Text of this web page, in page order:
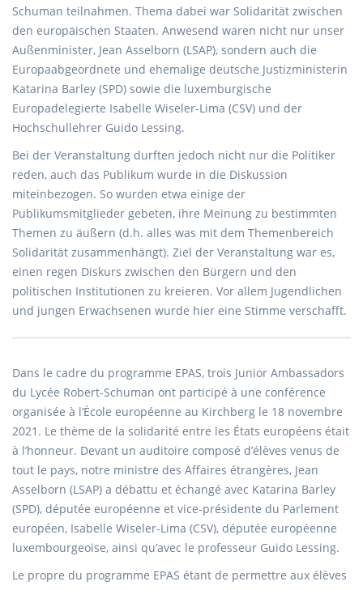
Schuman teilnahmen. Thema dabei war Solidarität zwischen
den europäischen Staaten. Anwesend waren nicht nur unser
Außenminister, Jean Asselborn (LSAP), sondern auch die
Europaabgeordnete und ehemalige deutsche Justizministerin
Katarina Barley (SPD) sowie die luxemburgische
Europadelegierte Isabelle Wiseler-Lima (CSV) und der
Hochschullehrer Guido Lessing.
Bei der Veranstaltung durften jedoch nicht nur die Politiker
reden, auch das Publikum wurde in die Diskussion
miteinbezogen. So wurden etwa einige der
Publikumsmitglieder gebeten, ihre Meinung zu bestimmten
Themen zu äußern (d.h. alles was mit dem Themenbereich
Solidarität zusammenhängt). Ziel der Veranstaltung war es,
einen regen Diskurs zwischen den Bürgern und den
politischen Institutionen zu kreieren. Vor allem Jugendlichen
und jungen Erwachsenen wurde hier eine Stimme verschafft.
Dans le cadre du programme EPAS, trois Junior Ambassadors
du Lycée Robert-Schuman ont participé à une conférence
organisée à l’École européenne au Kirchberg le 18 novembre
2021. Le thème de la solidarité entre les États européens était
à l’honneur. Devant un auditoire composé d’élèves venus de
tout le pays, notre ministre des Affaires étrangères, Jean
Asselborn (LSAP) a débattu et échangé avec Katarina Barley
(SPD), députée européenne et vice-présidente du Parlement
européen, Isabelle Wiseler-Lima (CSV), députée européenne
luxembourgeoise, ainsi qu’avec le professeur Guido Lessing.
Le propre du programme EPAS étant de permettre aux élèves